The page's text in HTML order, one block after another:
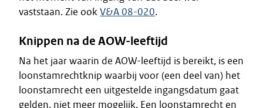
vaststaan. Zie ookV&A 08-020.
Knippen na de AOW-leeftijd
Na het jaar waarin de AOW-leeftijd is bereikt, is een
loonstamrechtknip waarbij voor (een deel van) het
loonstamrecht een uitgestelde ingangsdatum gaat
gelden, niet meer mogelijk. Een loonstamrecht en